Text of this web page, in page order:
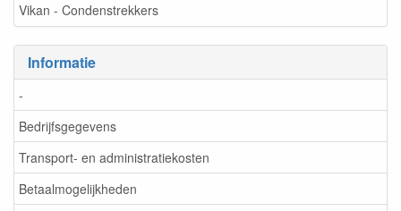
Vikan - Condenstrekkers
Informatie
-
Bedrijfsgegevens
Transport- en administratiekosten
Betaalmogelijkheden